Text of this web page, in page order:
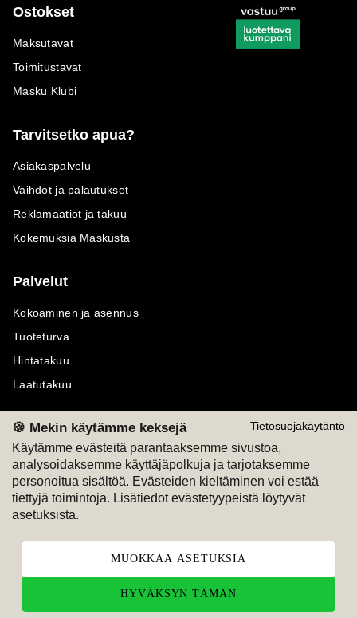
Tietosuojakäytäntö
🍪 Mekin käytämme keksejä
Käytämme evästeitä parantaaksemme sivustoa,
analysoidaksemme käyttäjäpolkuja ja tarjotaksemme
personoitua sisältöä. Evästeiden kieltäminen voi estää
tiettyjä toimintoja. Lisätiedot evästetyypeistä löytyvät
asetuksista.
MUOKKAA ASETUKSIA
HYVÄKSYN TÄMÄN
Ostokset
Maksutavat
Toimitustavat
Masku Klubi
Tarvitsetko apua?
Asiakaspalvelu
Vaihdot ja palautukset
Reklamaatiot ja takuu
Kokemuksia Maskusta
Palvelut
Kokoaminen ja asennus
Tuoteturva
Hintatakuu
Laatutakuu
Maksutavat
M
Seuraa meitä